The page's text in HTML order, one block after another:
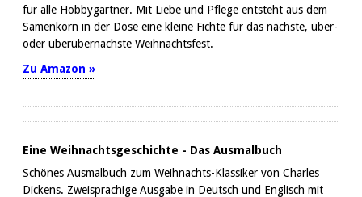
für alle Hobbygärtner. Mit Liebe und Pflege entsteht aus dem
Samenkorn in der Dose eine kleine Fichte für das nächste, über-
oder überübernächste Weihnachtsfest.
Zu Amazon »
Eine Weihnachtsgeschichte - Das Ausmalbuch
Schönes Ausmalbuch zum Weihnachts-Klassiker von Charles
Dickens. Zweisprachige Ausgabe in Deutsch und Englisch mit